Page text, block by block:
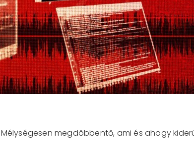
megdöbbentő, ami és ahogy